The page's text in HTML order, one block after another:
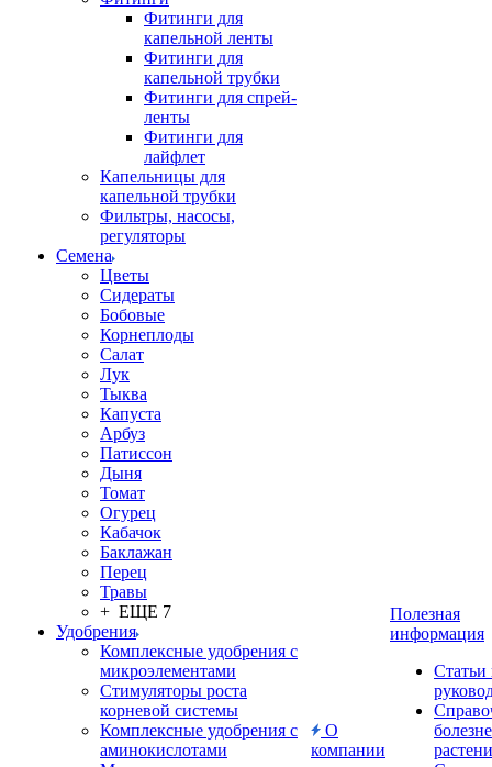
Фитинги для
капельной ленты
Фитинги для
капельной трубки
Фитинги для спрей-
ленты
Фитинги для
лайфлет
Капельницы для
капельной трубки
Фильтры, насосы,
регуляторы
Семена
Цветы
Сидераты
Бобовые
Корнеплоды
Салат
Лук
Тыква
Капуста
Арбуз
Патиссон
Дыня
Томат
Огурец
Кабачок
Баклажан
Перец
Травы
+ ЕЩЕ 7
Удобрения
Комплексные удобрения с
микроэлементами
Стимуляторы роста
корневой системы
Комплексные удобрения с
аминокислотами
О
компании
Полезная
информация
Статьи